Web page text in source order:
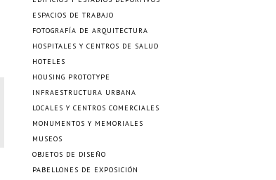
ESPACIOS DE TRABAJO
FOTOGRAFÍA DE ARQUITECTURA
HOSPITALES Y CENTROS DE SALUD
HOTELES
HOUSING PROTOTYPE
INFRAESTRUCTURA URBANA
LOCALES Y CENTROS COMERCIALES
MONUMENTOS Y MEMORIALES
MUSEOS
OBJETOS DE DISEÑO
PABELLONES DE EXPOSICIÓN